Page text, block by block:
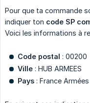
Pour que ta commande
indiquer ton code SP
Voici les informations à
Code postal : 00200
Ville : HUB ARMEES
Pays : France Armées